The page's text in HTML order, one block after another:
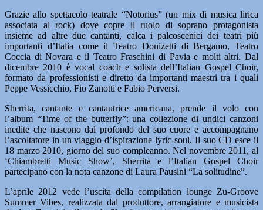
Grazie allo spettacolo teatrale “Notorius” (un mix di musica lirica
associata al rock) dove copre il ruolo di soprano protagonista
insieme ad altre due cantanti, calca i palcoscenici dei teatri più
importanti d’Italia come il Teatro Donizetti di Bergamo, Teatro
Coccia di Novara e il Teatro Fraschini di Pavia e molti altri. Dal
dicembre 2010 è vocal coach e solista dell’Italian Gospel Choir,
formato da professionisti e diretto da importanti maestri tra i quali
Peppe Vessicchio, Fio Zanotti e Fabio Perversi.
Sherrita, cantante e cantautrice americana, prende il volo con
l’album “Time of the butterfly”: una collezione di undici canzoni
inedite che nascono dal profondo del suo cuore e accompagnano
l’ascoltatore in un viaggio d’ispirazione lyric-soul. Il suo CD esce il
18 marzo 2010, giorno del suo compleanno. Nel novembre 2011, al
‘Chiambretti Music Show’, Sherrita e l’Italian Gospel Choir
partecipano con la nota canzone di Laura Pausini “La solitudine”.
L’aprile 2012 vede l’uscita della compilation lounge Zu-Groove
Summer Vibes, realizzata dal produttore, arrangiatore e musicista